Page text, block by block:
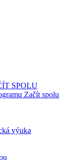
SPOLU
Začít spolu
výuka